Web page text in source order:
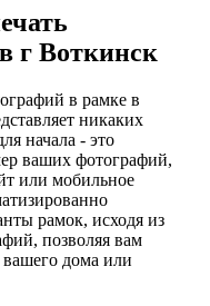
г Воткинск
в рамке в
никаких
начала - это
ваших фотографий,
или мобильное
рамок, исходя из
позволяя вам
вашего дома или